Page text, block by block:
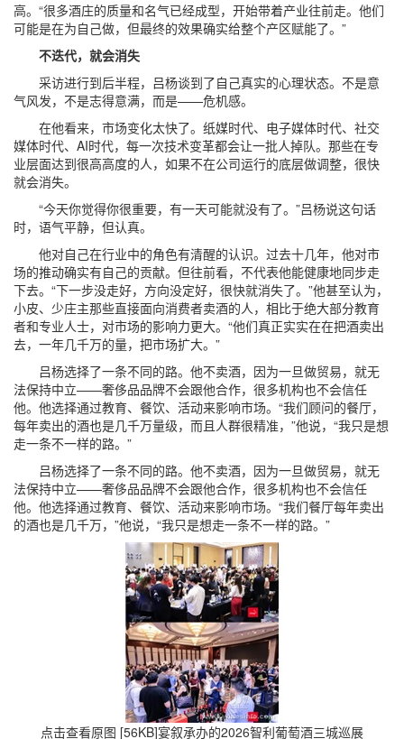
高。“很多酒庄的质量和名气已经成型，开始带着产业往前走。他们
可能是在为自己做，但最终的效果确实给整个产区赋能了。”
不迭代，就会消失
采访进行到后半程，吕杨谈到了自己真实的心理状态。不是意
气风发，不是志得意满，而是——危机感。
在他看来，市场变化太快了。纸媒时代、电子媒体时代、社交
媒体时代、AI时代，每一次技术变革都会让一批人掉队。那些在专
业层面达到很高高度的人，如果不在公司运行的底层做调整，很快
就会消失。
“今天你觉得你很重要，有一天可能就没有了。”吕杨说这句话
时，语气平静，但认真。
他对自己在行业中的角色有清醒的认识。过去十几年，他对市
场的推动确实有自己的贡献。但往前看，不代表他能健康地同步走
下去。“下一步没走好，方向没定好，很快就消失了。”他甚至认为，
小皮、少庄主那些直接面向消费者卖酒的人，相比于绝大部分教育
者和专业人士，对市场的影响力更大。“他们真正实实在在把酒卖出
去，一年几千万的量，把市场扩大。”
吕杨选择了一条不同的路。他不卖酒，因为一旦做贸易，就无
法保持中立——奢侈品品牌不会跟他合作，很多机构也不会信任
他。他选择通过教育、餐饮、活动来影响市场。“我们顾问的餐厅，
每年卖出的酒也是几千万量级，而且人群很精准，”他说，“我只是想
走一条不一样的路。”
吕杨选择了一条不同的路。他不卖酒，因为一旦做贸易，就无
法保持中立——奢侈品品牌不会跟他合作，很多机构也不会信任
他。他选择通过教育、餐饮、活动来影响市场。“我们餐厅每年卖出
的酒也是几千万，”他说，“我只是想走一条不一样的路。”
点击查看原图 [56KB]宴叙承办的2026智利葡萄酒三城巡展